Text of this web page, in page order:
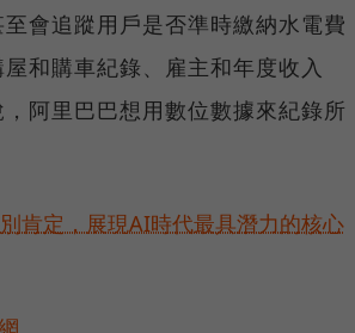
會追蹤用戶是否準時繳納水電費
和購車紀錄、雇主和年度收入
阿里巴巴想用數位數據來紀錄所
肯定，展現AI時代最具潛力的核心